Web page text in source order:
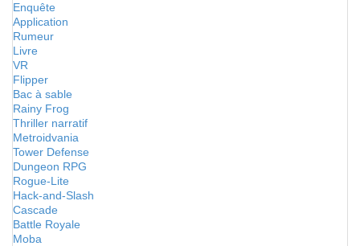
Enquête
Application
Rumeur
Livre
VR
Flipper
Bac à sable
Rainy Frog
Thriller narratif
Metroidvania
Tower Defense
Dungeon RPG
Rogue-Lite
Hack-and-Slash
Cascade
Battle Royale
Moba